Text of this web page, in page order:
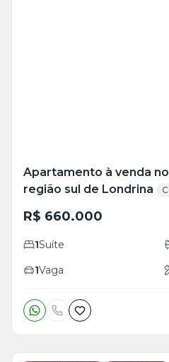
Apartamento à venda no
região sul de Londrina
R$ 660.000
1Suíte
1Vaga